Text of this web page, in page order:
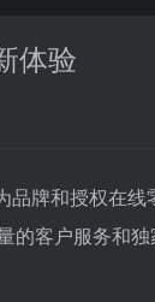
体验
品牌和授权在
客户服务和独